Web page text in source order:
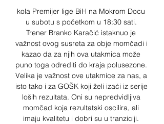
kola Premijer lige BiH na Mokrom Docu
u subotu s početkom u 18:30 sati.
Trener Branko Karačić istaknuo je
važnost ovog susreta za obje momčadi i
kazao da za njih ova utakmica može
puno toga odrediti do kraja polusezone.
Velika je važnost ove utakmice za nas, a
isto tako i za GOŠK koji želi izaći iz serije
loših rezultata. Oni su nepredvidljiva
momčad koja rezultatski oscilira, ali
imaju kvalitetu i dobri su u tranziciji.